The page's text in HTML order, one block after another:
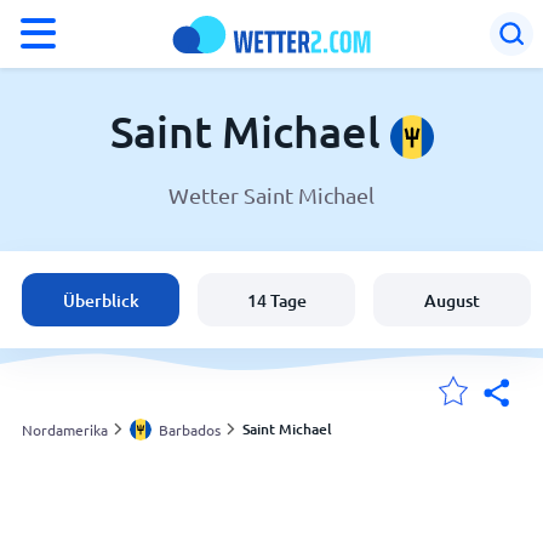
Wetter in Saint Michael
Barbados
Schweiz
Deutschland
Saint Michael
Wetter Saint Michael
Überblick 14 Tage August
Nordamerika Barbados Saint Michael